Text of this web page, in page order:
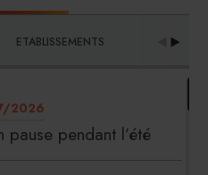
ETABLISSEMENTS
2026
pendant l’été